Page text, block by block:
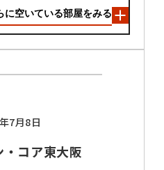
に空いている部屋をみる
7月8日
コア東大阪